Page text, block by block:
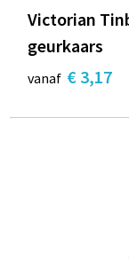
Victorian
geurkaars
vanaf € 3,17